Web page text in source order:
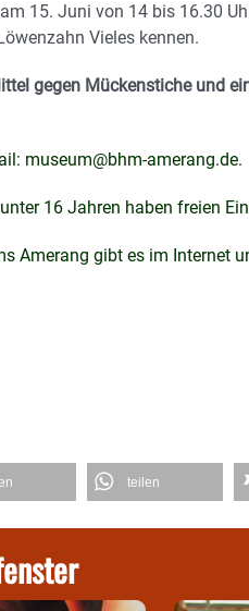
15. Juni von 14 bis 16.30
Vieles kennen.
gegen Mückenstiche und
museum@bhm-amerang.de.
16 Jahren haben freien
Amerang gibt es im Internet
teilen